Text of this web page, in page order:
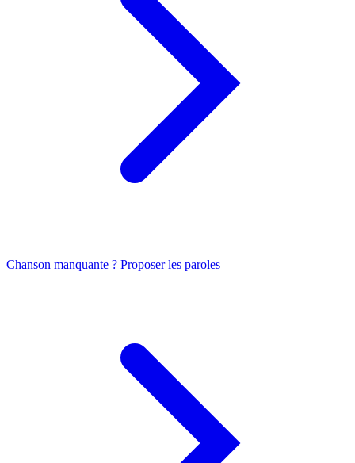
Chanson manquante ? Proposer les paroles